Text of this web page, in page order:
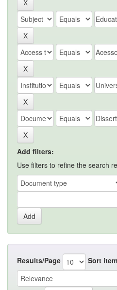
Add filters:
Use filters to refine the search
Results/Page Sort